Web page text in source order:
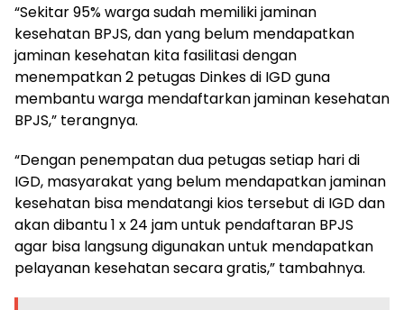
“Sekitar 95% warga sudah memiliki jaminan
kesehatan BPJS, dan yang belum mendapatkan
jaminan kesehatan kita fasilitasi dengan
menempatkan 2 petugas Dinkes di IGD guna
membantu warga mendaftarkan jaminan kesehatan
BPJS,” terangnya.
“Dengan penempatan dua petugas setiap hari di
IGD, masyarakat yang belum mendapatkan jaminan
kesehatan bisa mendatangi kios tersebut di IGD dan
akan dibantu 1 x 24 jam untuk pendaftaran BPJS
agar bisa langsung digunakan untuk mendapatkan
pelayanan kesehatan secara gratis,” tambahnya.